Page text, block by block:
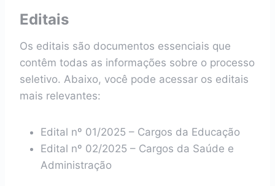
Editais
Os editais são documentos essenciais que
contêm todas as informações sobre o processo
seletivo. Abaixo, você pode acessar os editais
mais relevantes:
Edital nº 01/2025 – Cargos da Educação
Edital nº 02/2025 – Cargos da Saúde e
Administração